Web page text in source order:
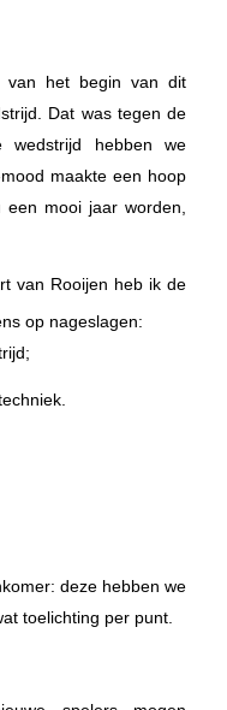
van het begin van dit
Dat was tegen de
wedstrijd hebben we
maakte een hoop
mooi jaar worden,
van Rooijen heb ik de
op nageslagen:
deze hebben we
toelichting per punt.